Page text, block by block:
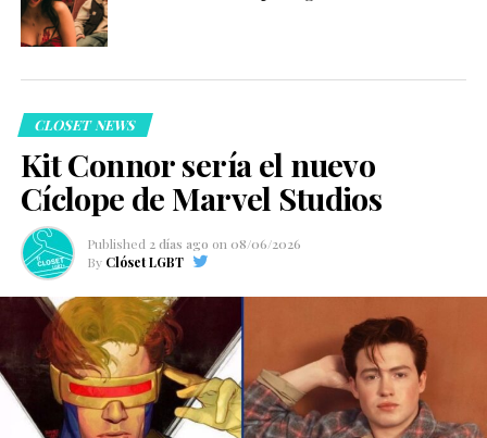
CLOSET NEWS
Kit Connor sería el nuevo
Cíclope de Marvel Studios
Published 2 días ago on 08/06/2026
By Clóset LGBT